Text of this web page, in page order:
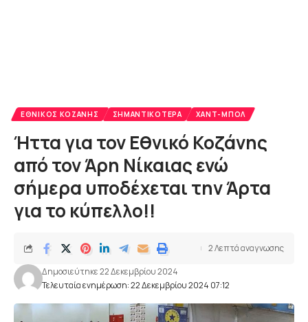
ΕΘΝΙΚΌΣ ΚΟΖΆΝΗΣ ΣΗΜΑΝΤΙΚΌΤΕΡΑ ΧΑΝΤ-ΜΠΟΛ
Ήττα για τον Εθνικό Κοζάνης
από τον Άρη Νίκαιας ενώ
σήμερα υποδέχεται την Άρτα
για το κύπελλο!!
Τελευταία ενημέρωση: 22 Δεκεμβρίου 2024 07:12
Δημοσιεύτηκε 22 Δεκεμβρίου 2024
2 Λεπτά αναγνωσης